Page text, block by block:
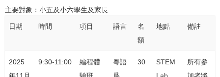
主要對象：小五及小六學生及家長
日期 時間 項目 語言
名
額
地點 備註
2025
9:30-11:00
編程體
粵語
30
STEM
所有參